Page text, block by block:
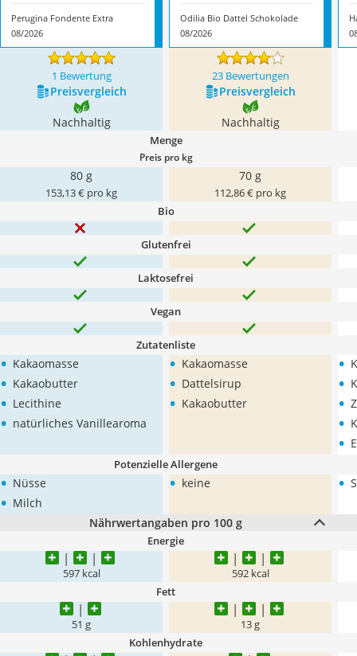
Perugina Fondente Extra
08/2026
Odilia Bio Dattel Schokolade
08/2026
1 Bewertung 23 Bewertungen
Preis­vergleich Preis­vergleich
Nachhaltig Nachhaltig
Menge
Preis pro kg
80 g
153,13 € pro kg
70 g
112,86 € pro kg
Bio
Glutenfrei
Laktosefrei
Vegan
Zutatenliste
• Kakaomasse
• Kakaobutter
• Lecithine
• natürliches Vanillearoma
• Kakaomasse
• Dattelsirup
• Kakaobutter
•
•
•
•
•
Potenzielle Allergene
• Nüsse
• Milch
• keine •
Nährwertangaben pro 100 g
Energie
597 kcal 592 kcal
Fett
51 g 13 g
Kohlenhydrate